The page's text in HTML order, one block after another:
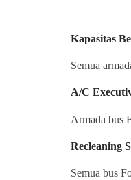
Kapasitas
Semua
A/C
Armada bus
Recleaning
Semua bus